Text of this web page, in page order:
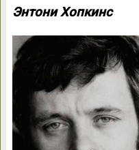
Энтони Хопкинс